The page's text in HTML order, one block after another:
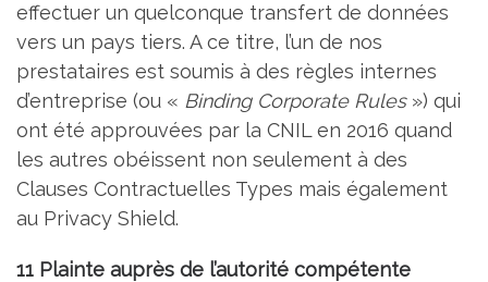
effectuer un quelconque transfert de données
vers un pays tiers. A ce titre, l’un de nos
prestataires est soumis à des règles internes
d’entreprise (ou « Binding Corporate Rules») qui
ont été approuvées par la CNIL en 2016 quand
les autres obéissent non seulement à des
Clauses Contractuelles Types mais également
au Privacy Shield.
11 Plainte auprès de l’autorité compétente